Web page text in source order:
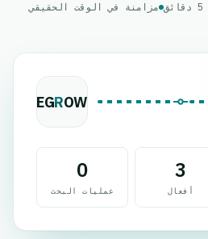
مزامنة في الوقت الحقيقي
EGROW
3
أفعال
0
عمليات البحث